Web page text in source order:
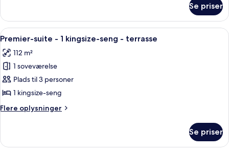
Se priser
Indlæs
alle
billeder
af
Premier-
suite
-
1
seng
Premium-sengetøj, dundyner,
6
Premier-suite - 1 kingsize-seng - terrasse
112 m²
1 soveværelse
Plads til 3 personer
1 kingsize-seng
Flere oplysninger
Flere
suite
Se priser